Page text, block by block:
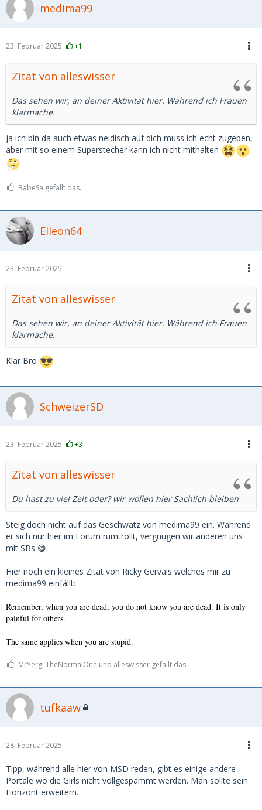
medima99
23. Februar 2025 +1
Zitat von alleswisser
Das sehen wir, an deiner Aktivität hier. Während ich Frauen
klarmache.
ja ich bin da auch etwas neidisch auf dich muss ich echt zugeben,
aber mit so einem Superstecher kann ich nicht mithalten
BabeSa gefällt das.
Elleon64
23. Februar 2025
Zitat von alleswisser
Das sehen wir, an deiner Aktivität hier. Während ich Frauen
klarmache.
Klar Bro
SchweizerSD
23. Februar 2025 +3
Zitat von alleswisser
Du hast zu viel Zeit oder? wir wollen hier Sachlich bleiben
Steig doch nicht auf das Geschwätz von medima99 ein. Während
er sich nur hier im Forum rumtrollt, vergnügen wir anderen uns
mit SBs 😋.
Hier noch ein kleines Zitat von Ricky Gervais welches mir zu
medima99 einfällt:
Remember, when you are dead, you do not know you are dead. It is only
painful for others.
The same applies when you are stupid.
MrYerg, TheNormalOne und alleswisser gefällt das.
tufkaaw
28. Februar 2025
Tipp, während alle hier von MSD reden, gibt es einige andere
Portale wo die Girls nicht vollgespammt werden. Man sollte sein
Horizont erweitern.